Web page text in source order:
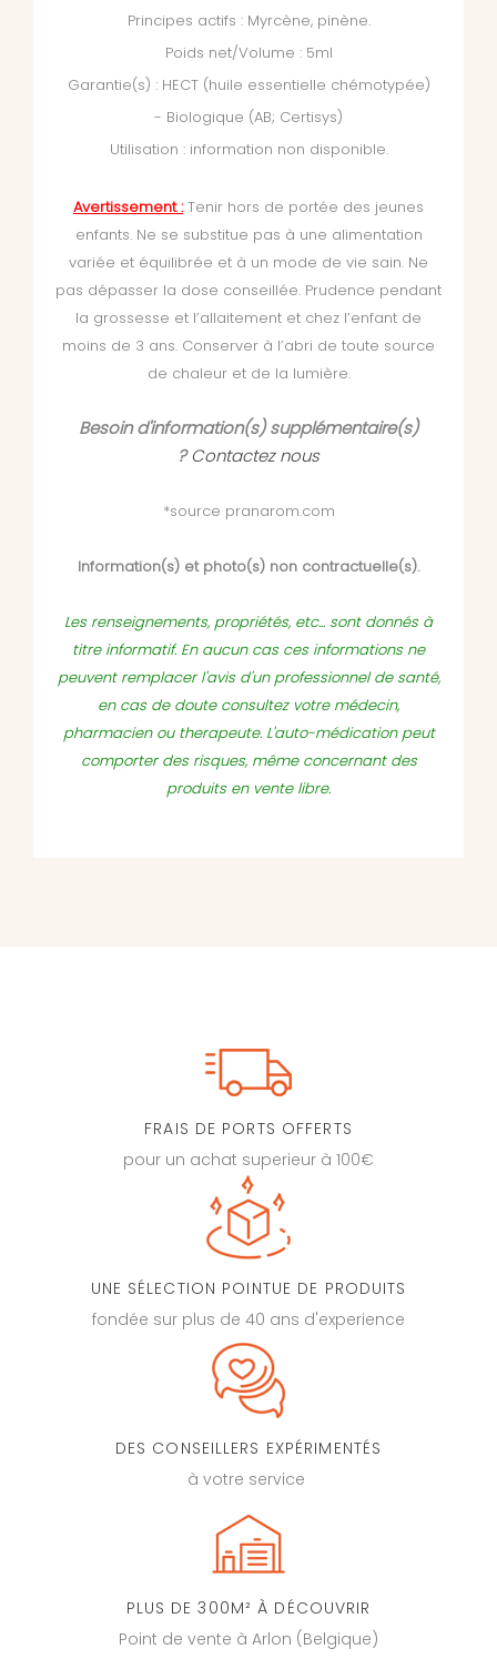
Principes actifs : Myrcène, pinène.
Poids net/Volume : 5ml
Garantie(s) : HECT (huile essentielle chémotypée)
- Biologique (AB; Certisys)
Utilisation : information non disponible.
Avertissement : Tenir hors de portée des jeunes
enfants. Ne se substitue pas à une alimentation
variée et équilibrée et à un mode de vie sain. Ne
pas dépasser la dose conseillée. Prudence pendant
la grossesse et l’allaitement et chez l’enfant de
moins de 3 ans. Conserver à l’abri de toute source
de chaleur et de la lumière.
Besoin d'information(s) supplémentaire(s)
?Contactez nous
*source pranarom.com
Information(s) et photo(s) non contractuelle(s).
Les renseignements, propriétés, etc... sont donnés à
titre informatif. En aucun cas ces informations ne
peuvent remplacer l'avis d'un professionnel de santé,
en cas de doute consultez votre médecin,
pharmacien ou therapeute. L'auto-médication peut
comporter des risques, même concernant des
produits en vente libre.
FRAIS DE PORTS OFFERTS
pour un achat superieur à 100€
UNE SÉLECTION POINTUE DE PRODUITS
fondée sur plus de 40 ans d'experience
DES CONSEILLERS EXPÉRIMENTÉS
à votre service
PLUS DE 300M² À DÉCOUVRIR
Point de vente à Arlon (Belgique)